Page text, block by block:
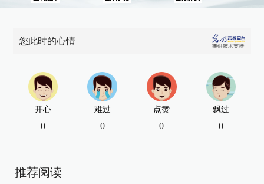
您此时的心情
开心
0
难过
0
点赞
0
飘过
0
推荐阅读